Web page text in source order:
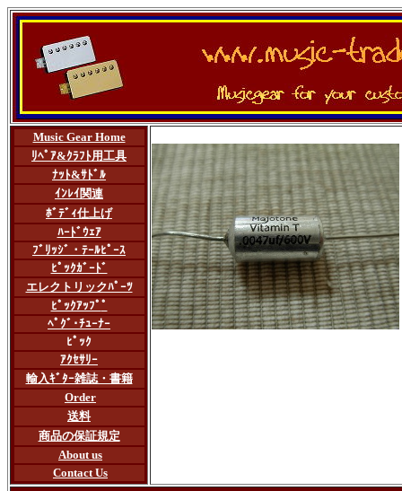
Music Gear Home
ﾘﾍﾟｱ&ｸﾗﾌﾄ用工具
ﾅｯﾄ&ｻﾄﾞﾙ
ｲﾝﾚｲ関連
ﾎﾞﾃﾞｨ仕上げ
ﾊｰﾄﾞｳｪｱ
ﾌﾞﾘｯｼﾞ・ﾃｰﾙﾋﾟｰｽ
ﾋﾟｯｸｶﾞｰﾄﾞ
エレクトリックﾊﾟｰﾂ
ﾋﾟｯｸｱｯﾌﾟ ﾟ
ﾍﾟｸﾞ･ﾁｭｰﾅｰ
ﾋﾟｯｸ
ｱｸｾｻﾘｰ
輸入ｷﾞﾀｰ雑誌・書籍
Order
送料
商品の保証規定
About us
Contact Us